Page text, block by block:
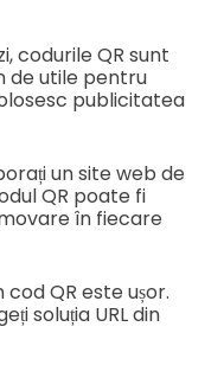
codurile QR sunt
de utile pentru
publicitatea
un site web de
QR poate fi
în fiecare
QR este ușor.
soluția URL din